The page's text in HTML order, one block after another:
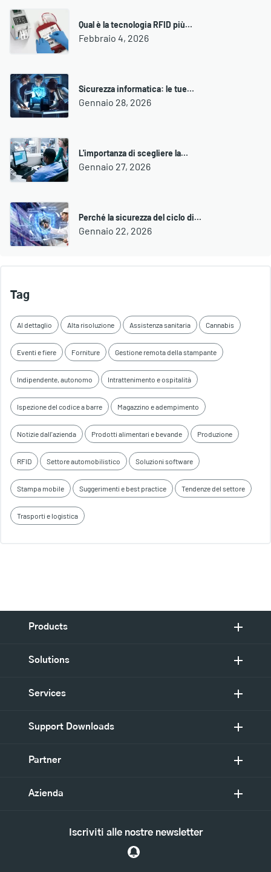
Qual è la tecnologia RFID più…
Febbraio 4, 2026
Sicurezza informatica: le tue…
Gennaio 28, 2026
L'importanza di scegliere la…
Gennaio 27, 2026
Perché la sicurezza del ciclo di…
Gennaio 22, 2026
Tag
Al dettaglio Alta risoluzione Assistenza sanitaria Cannabis
Eventi e fiere Forniture Gestione remota della stampante
Indipendente, autonomo Intrattenimento e ospitalità
Ispezione del codice a barre Magazzino e adempimento
Notizie dall'azienda Prodotti alimentari e bevande Produzione
RFID Settore automobilistico Soluzioni software
Stampa mobile Suggerimenti e best practice Tendenze del settore
Trasporti e logistica
Products
Solutions
Services
Support Downloads
Partner
Azienda
Iscriviti alle nostre newsletter